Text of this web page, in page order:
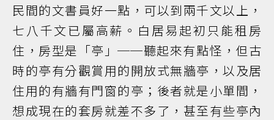
民間的文書員好一點，可以到兩千文以上，
七八千文已屬高薪。白居易起初只能租房
住，房型是「亭」──聽起來有點怪，但古
時的亭有分觀賞用的開放式無牆亭，以及居
住用的有牆有門窗的亭；後者就是小單間，
想成現在的套房就差不多了，甚至有些亭內